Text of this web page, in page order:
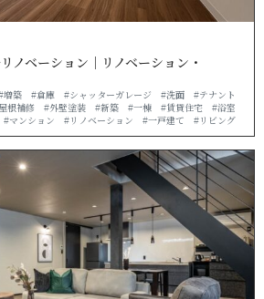
ノベーション｜リノベーション・
増築 #倉庫 #シャッターガレージ #洗面
#テナント
根補修 #外壁塗装 #新築 #一棟 #賃貸住宅
#浴室
#マンション #リノベーション #一戸建て #リビング